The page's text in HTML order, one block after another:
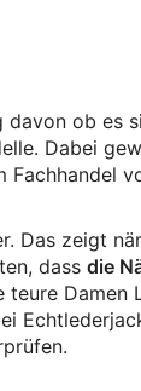
davon ob es
Dabei
Fachhandel
Das zeigt
dass die
teure Damen